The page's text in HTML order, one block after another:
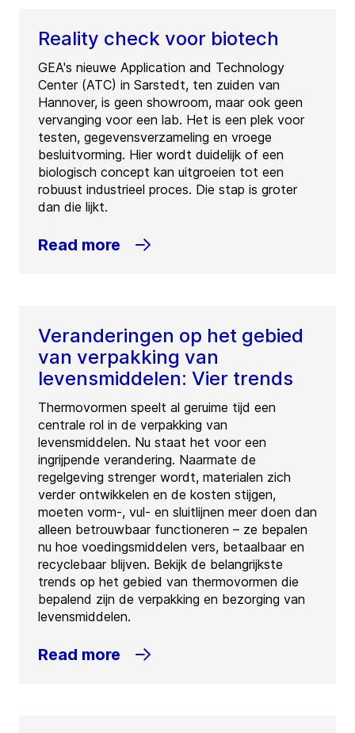
Reality check voor biotech
GEA's nieuwe Application and Technology
Center (ATC) in Sarstedt, ten zuiden van
Hannover, is geen showroom, maar ook geen
vervanging voor een lab. Het is een plek voor
testen, gegevensverzameling en vroege
besluitvorming. Hier wordt duidelijk of een
biologisch concept kan uitgroeien tot een
robuust industrieel proces. Die stap is groter
dan die lijkt.
Read more
Veranderingen op het gebied
van verpakking van
levensmiddelen: Vier trends
Thermovormen speelt al geruime tijd een
centrale rol in de verpakking van
levensmiddelen. Nu staat het voor een
ingrijpende verandering. Naarmate de
regelgeving strenger wordt, materialen zich
verder ontwikkelen en de kosten stijgen,
moeten vorm-, vul- en sluitlijnen meer doen dan
alleen betrouwbaar functioneren – ze bepalen
nu hoe voedingsmiddelen vers, betaalbaar en
recyclebaar blijven. Bekijk de belangrijkste
trends op het gebied van thermovormen die
bepalend zijn de verpakking en bezorging van
levensmiddelen.
Read more